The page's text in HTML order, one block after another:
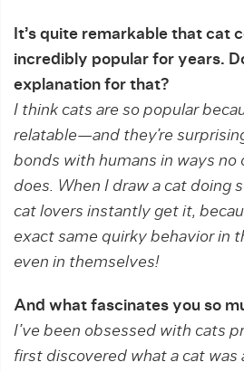
It’s quite remarkable that cat
incredibly popular for years.
explanation for that?
I think cats are so popular
relatable—and they’re
bonds with humans in ways no
does. When I draw a cat doing
cat lovers instantly get it,
exact same quirky behavior in
even in themselves!
And what fascinates you so
I’ve been obsessed with cats
first discovered what a cat was